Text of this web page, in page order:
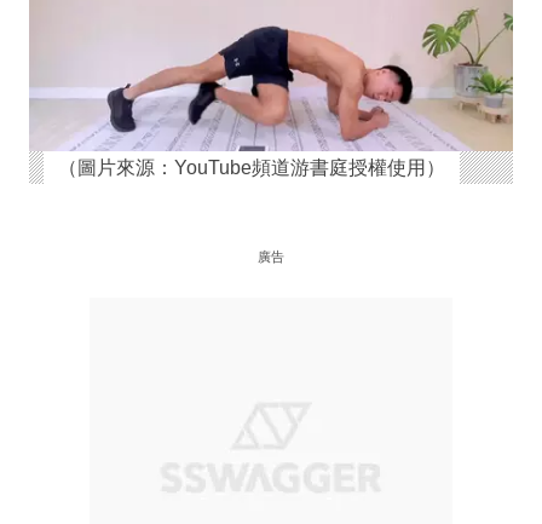
（圖片來源：YouTube頻道游書庭授權使用）
廣告